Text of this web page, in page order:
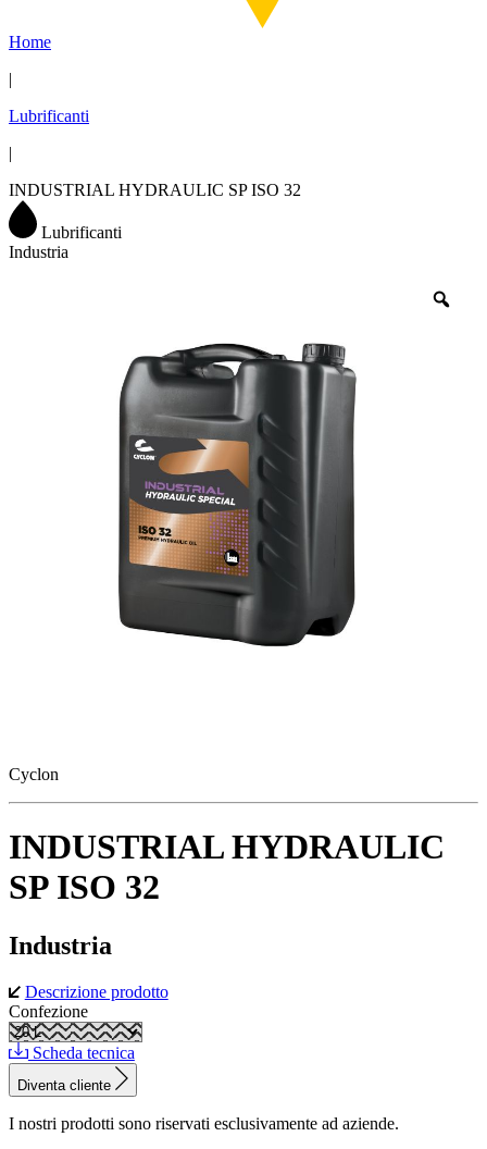
Home
|
Lubrificanti
|
INDUSTRIAL HYDRAULIC SP ISO 32
Lubrificanti
Industria
Cyclon
INDUSTRIAL HYDRAULIC
SP ISO 32
Industria
Descrizione prodotto
Confezione
Scheda tecnica
Diventa cliente
I nostri prodotti sono riservati esclusivamente ad aziende.